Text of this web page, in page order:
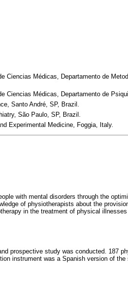
Ciencias Médicas, Departamento de
Ciencias Médicas, Departamento de
Santo André, SP, Brazil.
São Paulo, SP, Brazil.
Experimental Medicine, Foggia, Italy.
with mental disorders through the
of physiotherapists about the
in the treatment of physical
prospective study was conducted. 187
instrument was a Spanish version of